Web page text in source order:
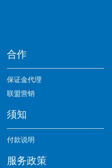
合作
保证金代理
联盟营销
须知
付款说明
服务政策